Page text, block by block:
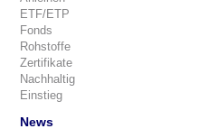
ETF/ETP
Fonds
Rohstoffe
Zertifikate
Nachhaltig
Einstieg
News